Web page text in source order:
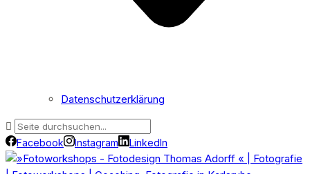
Datenschutzerklärung
Facebook Instagram LinkedIn